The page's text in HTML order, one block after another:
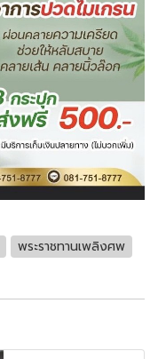
พระราชทานเพลิงศพ